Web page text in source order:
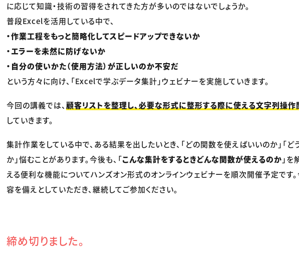
に応じて知識・技術の習得をされてきた方が多いのではないでしょうか。
普段Excelを活用している中で、
・作業工程をもっと簡略化してスピードアップできないか
・エラーを未然に防げないか
・自分の使いかた（使用方法）が正しいのか不安だ
という方々に向け、「Excelで学ぶデータ集計」ウェビナーを実施していきます。
今回の講義では、 顧客リストを整理し、必要な形式に整形する際に使える文字列操
していきます。
集計作業をしている中で、ある結果を出したいとき、「どの関数を使えばいいのか」「
か」悩むことがあります。今後も、「こんな集計をするときどんな関数が使えるのか 」
える便利な機能についてハンズオン形式のオンラインウェビナーを順次開催予定です
容を備えとしていただき、継続してご参加ください。
締め切りました。